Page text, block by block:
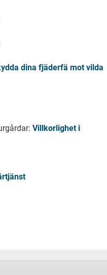
dina fjäderfä mot vilda
Villkorlighet i